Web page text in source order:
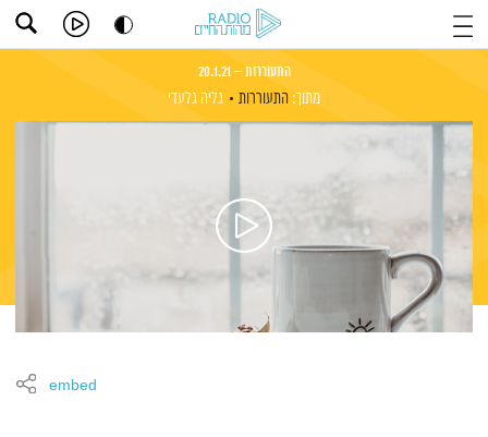
התעוררות – 20.1.21
מתוך: התעוררות גליה גלעדי
embed